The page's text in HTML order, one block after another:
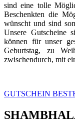
sind eine tolle
Beschenkten die
wünscht und sind
Unsere Gutscheine
können für unser
Geburtstag, zu
zwischendurch, mit
GUTSCHEIN